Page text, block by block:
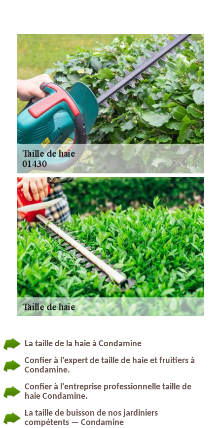
La taille de la haie à Condamine
Confier à l’expert de taille de haie et fruitiers à
Condamine.
Confier à l'entreprise professionnelle taille de
haie Condamine.
La taille de buisson de nos jardiniers
compétents — Condamine